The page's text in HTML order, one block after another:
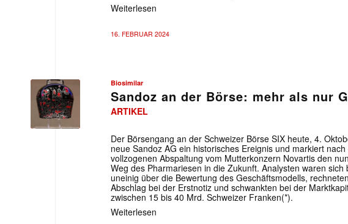
Weiterlesen
16. FEBRUAR 2024
Biosimilar
Sandoz an der Börse: mehr als nur
ARTIKEL
Der Börsengang an der Schweizer Börse SIX heute, 4.
neue Sandoz AG ein historisches Ereignis und markiert
vollzogenen Abspaltung vom Mutterkonzern Novartis den
Weg des Pharmariesen in die Zukunft. Analysten waren sich
uneinig über die Bewertung des Geschäftsmodells,
Abschlag bei der Erstnotiz und schwankten bei der
zwischen 15 bis 40 Mrd. Schweizer Franken(*).
Weiterlesen